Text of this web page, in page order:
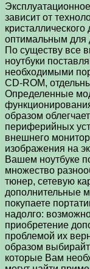
зависит от
оптимальным для
По существу все
ноутбуки
необходимыми
CD-ROM,
Определенные
образом
периферийных
внешнего
изображения на
Вашем ноутбуке
множество
тюнер, сетевую
дополнительные
покупаете
надолго:
приобретение
проблемой их
образом
которые Вам